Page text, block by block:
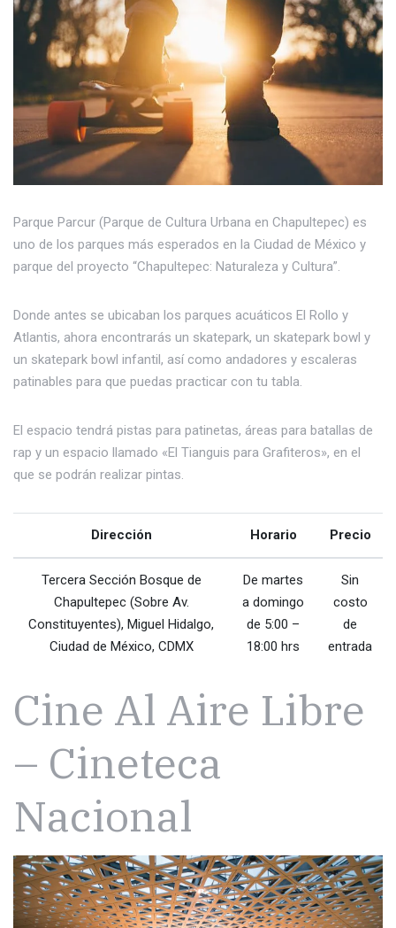
Parque Parcur (Parque de Cultura Urbana en Chapultepec) es
uno de los parques más esperados en la Ciudad de México y
parque del proyecto “Chapultepec: Naturaleza y Cultura”.
Donde antes se ubicaban los parques acuáticos El Rollo y
Atlantis, ahora encontrarás un skatepark, un skatepark bowl y
un skatepark bowl infantil, así como andadores y escaleras
patinables para que puedas practicar con tu tabla.
El espacio tendrá pistas para patinetas, áreas para batallas de
rap y un espacio llamado «El Tianguis para Grafiteros», en el
que se podrán realizar pintas.
Dirección Horario Precio
Tercera Sección Bosque de
Chapultepec (Sobre Av.
Constituyentes), Miguel Hidalgo,
Ciudad de México, CDMX
De martes
a domingo
de 5:00 –
18:00 hrs
Sin
costo
de
entrada
Cine Al Aire Libre
– Cineteca
Nacional